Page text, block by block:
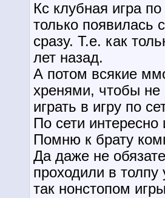
Кс клубная игра
только появилась
сразу. Т.е. как
лет назад.
А потом всякие
хренями, чтобы не
играть в игру по
По сети интересно
Помню к брату
Да даже не
проходили в толпу
так нонстопом